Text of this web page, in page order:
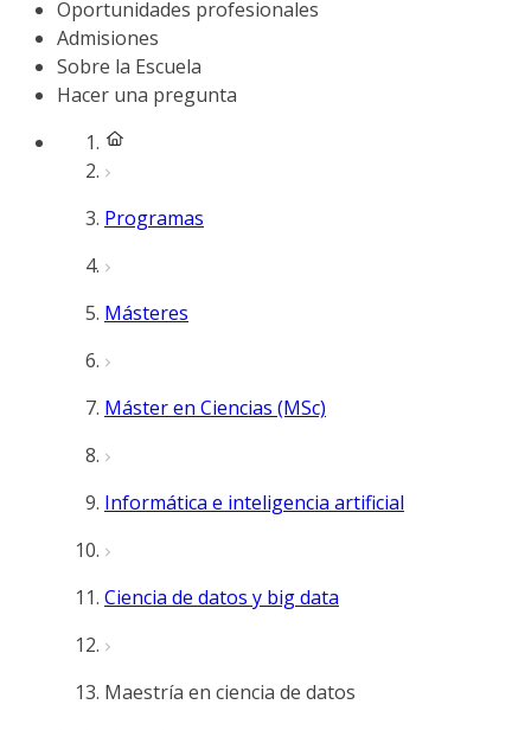
Oportunidades profesionales
Admisiones
Sobre la Escuela
Hacer una pregunta
Programas
Másteres
Máster en Ciencias (MSc)
Informática e inteligencia artificial
Ciencia de datos y big data
Maestría en ciencia de datos